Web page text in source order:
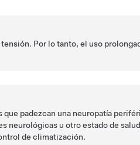
Por lo tanto, el uso
padezcan una neuropatía
neurológicas u otro estado de
de climatización.